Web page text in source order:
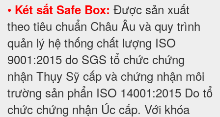
• Két sắt Safe Box: Được sản xuất
theo tiêu chuẩn Châu Âu và quy trình
quản lý hệ thống chất lượng ISO
9001:2015 do SGS tổ chức chứng
nhận Thụy Sỹ cấp và chứng nhận môi
trường sản phẩn ISO 14001:2015 Do tổ
chức chứng nhận Úc cấp. Với khóa